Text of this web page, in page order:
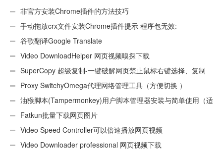
非官方安装Chrome插件的方法技巧
手动拖放crx文件安装Chrome插件提示 程序包无效:
“CEX_HEADER_INVALID”的解决办法
谷歌翻译Google Translate
Video DownloadHelper 网页视频嗅探下载
SuperCopy 超级复制-一键破解网页禁止鼠标右键选择、复制
Proxy SwitchyOmega代理网络管理工具（方便切换 ）
油猴脚本(Tampermonkey)用户脚本管理器安装与简单使用（适
用Android）
Fatkun批量下载网页图片
Video Speed Controller可以倍速播放网页视频
Video Downloader professional 网页视频下载